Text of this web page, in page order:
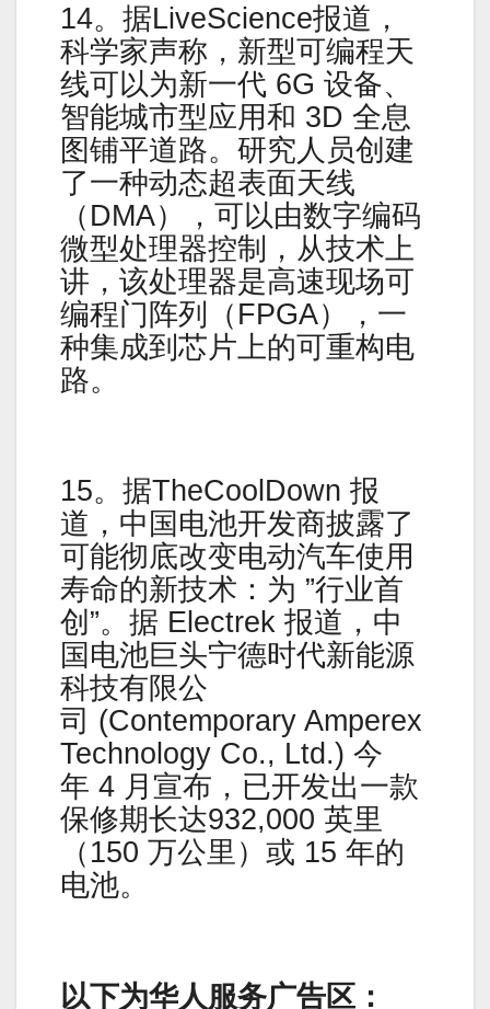
14。据LiveScience报道，
科学家声称，新型可编程天
线可以为新一代 6G 设备、
智能城市型应用和 3D 全息
图铺平道路。研究人员创建
了一种动态超表面天线
（DMA），可以由数字编码
微型处理器控制，从技术上
讲，该处理器是高速现场可
编程门阵列（FPGA），一
种集成到芯片上的可重构电
路。
15。据TheCoolDown 报
道，中国电池开发商披露了
可能彻底改变电动汽车使用
寿命的新技术：为 ”行业首
创”。据 Electrek 报道，中
国电池巨头宁德时代新能源
科技有限公
司 (Contemporary Amperex
Technology Co., Ltd.) 今
年 4 月宣布，已开发出一款
保修期长达932,000 英里
（150 万公里）或 15 年的
电池。
以下为华人服务广告区：